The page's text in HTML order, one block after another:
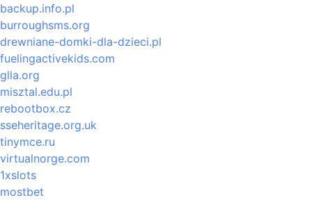
backup.info.pl
burroughsms.org
drewniane-domki-dla-dzieci.pl
fuelingactivekids.com
glla.org
misztal.edu.pl
rebootbox.cz
sseheritage.org.uk
tinymce.ru
virtualnorge.com
1xslots
mostbet